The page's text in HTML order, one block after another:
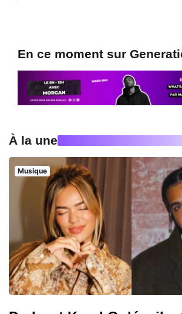
En ce moment sur
À la une
Musique